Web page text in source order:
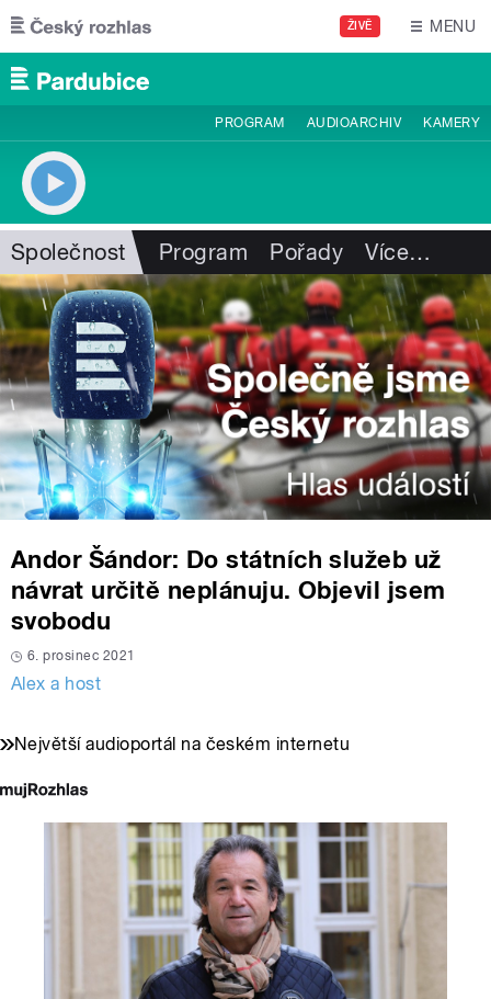
Přejít k hlavnímu obsahu
ŽIVĚ MENU
PROGRAM AUDIOARCHIV KAMERY
Společnost Program Pořady Více…
Andor Šándor: Do státních služeb už
návrat určitě neplánuju. Objevil jsem
svobodu
6. prosinec 2021
Alex a host
Největší audioportál na českém internetu